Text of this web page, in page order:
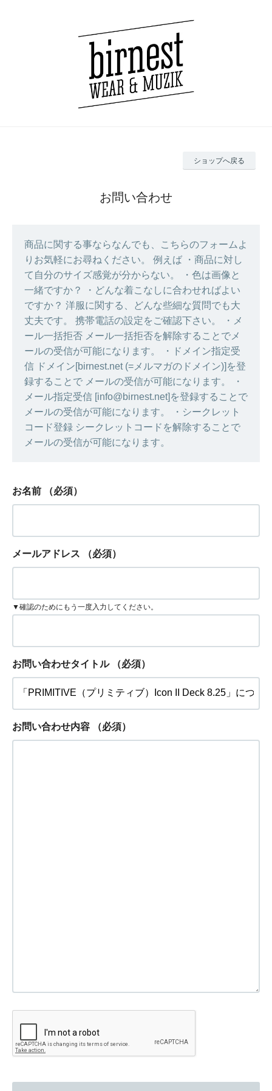
ショップへ戻る
お問い合わせ
商品に関する事ならなんでも、こちらのフォームよ
りお気軽にお尋ねください。 例えば ・商品に対し
て自分のサイズ感覚が分からない。 ・色は画像と
一緒ですか？ ・どんな着こなしに合わせればよい
ですか？ 洋服に関する、どんな些細な質問でも大
丈夫です。 携帯電話の設定をご確認下さい。 ・メ
ール一括拒否 メール一括拒否を解除することでメ
ールの受信が可能になります。 ・ドメイン指定受
信 ドメイン[birnest.net (=メルマガのドメイン)]を登
録することで メールの受信が可能になります。 ・
メール指定受信 [info@birnest.net]を登録することで
メールの受信が可能になります。 ・シークレット
コード登録 シークレットコードを解除することで
メールの受信が可能になります。
お名前 （必須）
メールアドレス （必須）
▼確認のためにもう一度入力してください。
お問い合わせタイトル （必須）
お問い合わせ内容 （必須）